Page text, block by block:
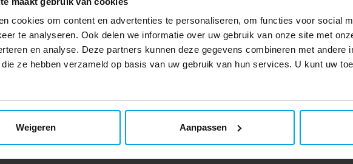
cookies om content en advertenties te personaliseren, om functies voor social
te analyseren. Ook delen we informatie over uw gebruik van onze site met
en analyse. Deze partners kunnen deze gegevens combineren met andere
ze hebben verzameld op basis van uw gebruik van hun services. U kunt uw
Weigeren Aanpassen
Prijs:€ 0,39
€ 0,39
TOEVOEGEN TOEVOEGEN